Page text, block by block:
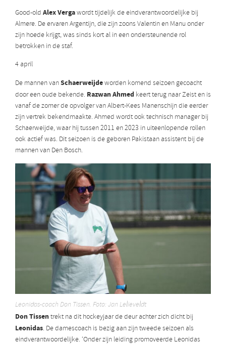
Good-old Alex Vergawordt tijdelijk de eindverantwoordelijke bij
Almere. De ervaren Argentijn, die zijn zoons Valentin en Manu onder
zijn hoede krijgt, was sinds kort al in een ondersteunende rol
betrokken in de staf.
4 april
De mannen vanSchaerweijdeworden komend seizoen gecoacht
door een oude bekende. Razwan Ahmed keert terug naar Zeist en is
vanaf de zomer de opvolger van Albert-Kees Manenschijn die eerder
zijn vertrek bekendmaakte. Ahmed wordt ook technisch manager bij
Schaerweijde, waar hij tussen 2011 en 2023 in uiteenlopende rollen
ook actief was. Dit seizoen is de geboren Pakistaan assistent bij de
mannen van Den Bosch.
Leonidas-coach Don Tissen. Foto: Jan Lelieveldt
Don Tissentrekt na dit hockeyjaar de deur achter zich dicht bij
Leonidas. De damescoach is bezig aan zijn tweede seizoen als
eindverantwoordelijke. ‘Onder zijn leiding promoveerde Leonidas